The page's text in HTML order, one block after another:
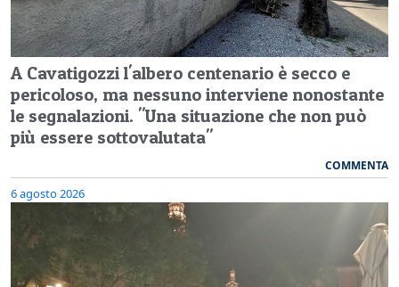
A Cavatigozzi l'albero centenario è secco e
pericoloso, ma nessuno interviene nonostante
le segnalazioni. "Una situazione che non può
più essere sottovalutata"
COMMENTA
6 agosto 2026